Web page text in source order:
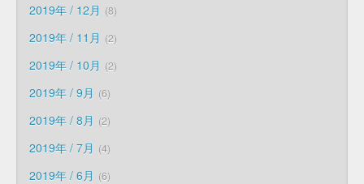
2019年 / 12月 8
2019年 / 11月 2
2019年 / 10月 2
2019年 / 9月 6
2019年 / 8月 2
2019年 / 7月 4
2019年 / 6月 6